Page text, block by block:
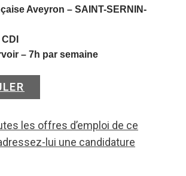
Aveyron – SAINT-SERNIN-
– 7h par semaine
les offres d’emploi de ce
lui une candidature